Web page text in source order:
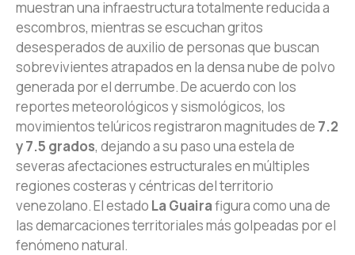
muestran una infraestructura totalmente reducida a
escombros, mientras se escuchan gritos
desesperados de auxilio de personas que buscan
sobrevivientes atrapados en la densa nube de polvo
generada por el derrumbe. De acuerdo con los
reportes meteorológicos y sismológicos, los
movimientos telúricos registraron magnitudes de 7.2
y 7.5 grados, dejando a su paso una estela de
severas afectaciones estructurales en múltiples
regiones costeras y céntricas del territorio
venezolano. El estado La Guairafigura como una de
las demarcaciones territoriales más golpeadas por el
fenómeno natural.